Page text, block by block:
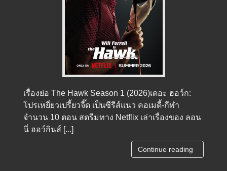
เรื่องย่อ The Hawk Season 1 (2026)เดอะ ฮอว์ก:
โปรเหยี่ยวเปรี้ยวจี๊ด เป็นซีรีส์แนว คอเมดี้-กีฬา
จำนวน 10 ตอน สตรีมทาง Netflix เล่าเรื่องของ ลอน
นี่ ฮอว์กินส์ [...]
Continue reading